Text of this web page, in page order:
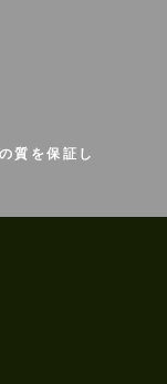
質を保証し